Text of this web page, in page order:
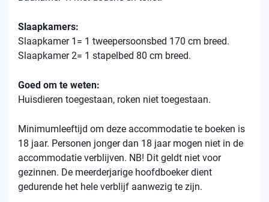
Slaapkamers:
Slaapkamer 1= 1 tweepersoonsbed 170 cm breed.
Slaapkamer 2= 1 stapelbed 80 cm breed.
Goed om te weten:
Huisdieren toegestaan, roken niet toegestaan.
Minimumleeftijd om deze accommodatie te boeken is
18 jaar. Personen jonger dan 18 jaar mogen niet in de
accommodatie verblijven. NB! Dit geldt niet voor
gezinnen. De meerderjarige hoofdboeker dient
gedurende het hele verblijf aanwezig te zijn.